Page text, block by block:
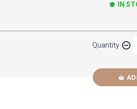
IN
Quantity